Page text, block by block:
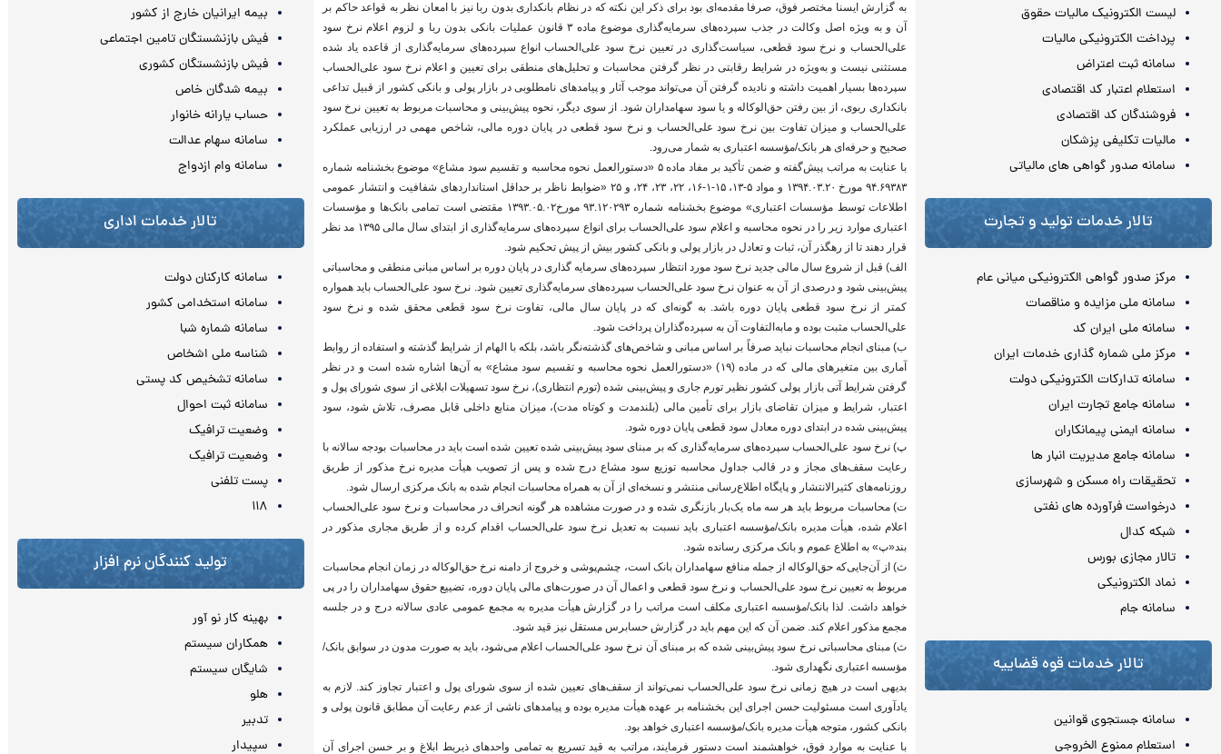
لیست الکترونیک مالیات حقوق
پرداخت الکترونیکی مالیات
سامانه ثبت اعتراض
استعلام اعتبار کد اقتصادی
فروشندگان کد اقتصادی
مالیات تکلیفی پزشکان
سامانه صدور گواهی های مالیاتی
تالار خدمات تولید و تجارت
مرکز صدور گواهی الکترونیکی میانی عام
سامانه ملی مزایده و مناقصات
سامانه ملی ایران کد
مرکز ملی شماره گذاری خدمات ایران
سامانه تدارکات الکترونیکی دولت
سامانه جامع تجارت ایران
سامانه ایمنی پیمانکاران
سامانه جامع مدیریت انبار ها
تحقیقات راه مسکن و شهرسازی
درخواست فرآورده های نفتی
شبکه کدال
تالار مجازی بورس
نماد الکترونیکی
سامانه جام
تالار خدمات قوه قضاییه
سامانه جستجوی قوانین
استعلام ممنوع الخروجی
به گزارش ایسنا مختصر فوق، صرفا مقدمه‌ای بود برای ذکر این نکته که در نظام بانکداری بدون ربا نیز با امعان نظر به قواعد حاکم بر
آن و به ویژه اصل وکالت در جذب سپرده‌های سرمایه‌گذاری موضوع ماده ۳ قانون عملیات بانکی بدون ربا و لزوم اعلام نرخ سود
علی‌الحساب و نرخ سود قطعی، سیاست‌گذاری در تعیین نرخ سود علی‌الحساب انواع سپرده‌های سرمایه‌گذاری از قاعده یاد شده
مستثنی نیست و به‌ویژه در شرایط رقابتی در نظر گرفتن محاسبات و تحلیل‌های منطقی برای تعیین و اعلام نرخ سود علی‌الحساب
سپرده‌ها بسیار اهمیت داشته و نادیده گرفتن آن می‌تواند موجب آثار و پیامدهای نامطلوبی در بازار پولی و بانکی کشور از قبیل تداعی
بانکداری ربوی، از بین رفتن حق‌الوکاله و یا سود سهامداران ‌شود. از سوی دیگر، نحوه پیش‌بینی و محاسبات مربوط به تعیین نرخ سود
علی‌الحساب و میزان تفاوت بین نرخ سود علی‌الحساب و نرخ سود قطعی در پایان دوره مالی، شاخص مهمی در ارزیابی عملکرد
صحیح و حرفه‌ای هر بانک/مؤسسه اعتباری به شمار می‌رود.
با عنایت به مراتب پیش‌گفته و ضمن تأکید بر مفاد ماده ۵ «دستورالعمل نحوه محاسبه و تقسیم سود مشاع» موضوع بخشنامه شماره
۹۴.۶۹۳۸۳ مورخ ۱۳۹۴.۰۳.۲۰ و مواد ۵-۱۳، ۱۵-۱-۱۶، ۲۲، ۲۳، ۲۴، و ۲۵ «ضوابط ناظر بر حداقل استانداردهای شفافیت و انتشار عمومی
اطلاعات توسط مؤسسات اعتباری» موضوع بخشنامه شماره ۹۳.۱۲۰۲۹۳ مورخ۱۳۹۳.۰۵.۰۲ مقتضی است تمامی بانک‌ها و مؤسسات
اعتباری موارد زیر را در نحوه محاسبه و اعلام سود علی‌الحساب برای انواع سپرده‌های سرمایه‌گذاری از ابتدای سال مالی ۱۳۹۵ مد نظر
قرار دهند تا از رهگذر آن، ثبات و تعادل در بازار پولی و بانکی کشور بیش از پیش تحکیم شود.
الف) قبل از شروع سال مالی جدید نرخ سود مورد انتظار سپرده‌های سرمایه گذاری در پایان دوره بر اساس مبانی منطقی و محاسباتی
پیش‌بینی شود و درصدی از آن به عنوان نرخ سود علی‌الحساب سپرده‌های سرمایه‌گذاری تعیین شود. نرخ سود علی‌الحساب باید همواره
کمتر از نرخ سود قطعی پایان دوره باشد. به گونه‌ای که در پایان سال مالی، تفاوت نرخ سود قطعی محقق شده و نرخ سود
علی‌الحساب مثبت بوده و مابه‌التفاوت آن به سپرده‌گذاران پرداخت شود.
ب) مبنای انجام محاسبات نباید صرفاً بر اساس مبانی و شاخص‌های گذشته‌نگر باشد، بلکه با الهام از شرایط گذشته و استفاده از روابط
آماری بین متغیرهای مالی که در ماده (۱۹) «دستورالعمل نحوه محاسبه و تقسیم سود مشاع» به آن‌ها اشاره شده ‌است‌ و در نظر
گرفتن شرایط آتی بازار پولی کشور نظیر تورم جاری و پیش‌بینی شده (تورم انتظاری)، نرخ سود تسهیلات ابلاغی از سوی شورای پول و
اعتبار، شرایط و میزان تقاضای بازار برای تأمین مالی (بلندمدت و کوتاه مدت)، میزان منابع داخلی قابل مصرف، تلاش شود، سود
پیش‌بینی شده در ابتدای دوره معادل سود قطعی پایان دوره شود.
پ) نرخ سود علی‌الحساب سپرده‌های سرمایه‌گذاری که بر مبنای سود پیش‌بینی شده تعیین شده‌ است باید در محاسبات بودجه سالانه با
رعایت سقف‌های مجاز و در قالب جداول محاسبه توزیع سود مشاع درج شده و پس از تصویب هیأت مدیره نرخ مذکور از طریق
روزنامه‌های کثیرالانتشار و پایگاه اطلاع‌رسانی منتشر و نسخه‌ای از آن به همراه محاسبات انجام شده به بانک مرکزی ارسال شود.
ت) محاسبات مربوط باید هر سه ماه یک‌بار بازنگری شده و در صورت مشاهده هر گونه انحراف در محاسبات و نرخ سود علی‌الحساب
اعلام شده، هیأت مدیره بانک/مؤسسه اعتباری باید نسبت به تعدیل نرخ سود علی‌الحساب اقدام کرده و از طریق مجاری مذکور در
بند«پ» به اطلاع عموم و بانک مرکزی رسانده شود.
ث) از آن‌جایی‌که حق‌الوکاله از جمله منافع سهامداران بانک است، چشم‌پوشی و خروج از دامنه نرخ حق‌الوکاله در زمان انجام محاسبات
مربوط به تعیین نرخ سود علی‌الحساب و نرخ سود قطعی و اعمال آن در صورت‌های مالی پایان دوره، تضییع حقوق سهامداران را در پی
خواهد داشت. لذا بانک/مؤسسه اعتباری مکلف است مراتب را در گزارش هیأت مدیره به مجمع عمومی عادی سالانه درج و در جلسه
مجمع مذکور اعلام کند. ضمن آن که این مهم باید در گزارش حسابرس مستقل نیز قید شود.
ث) مبنای محاسباتی نرخ سود پیش‌بینی شده که بر مبنای آن نرخ سود علی‌الحساب اعلام می‌شود، باید به صورت مدون در سوابق بانک/
مؤسسه اعتباری نگهداری شود.
بدیهی است در هیچ زمانی نرخ سود علی‌الحساب نمی‌تواند از سقف‌های تعیین شده از سوی شورای پول و اعتبار تجاوز کند. لازم به
یادآوری است مسئولیت حسن اجرای این بخشنامه بر عهده هیأت مدیره بوده و پیامدهای ناشی از عدم رعایت آن مطابق قانون پولی و
بانکی کشور، متوجه هیأت مدیره بانک/مؤسسه اعتباری خواهد بود.
با عنایت به موارد فوق، خواهشمند است دستور فرمایند، مراتب به قید تسریع به تمامی واحدهای ذیربط ابلاغ و بر حسن اجرای آن
بیمه ایرانیان خارج از کشور
فیش بازنشستگان تامین اجتماعی
فیش بازنشستگان کشوری
بیمه شدگان خاص
حساب یارانه خانوار
سامانه سهام عدالت
سامانه وام ازدواج
تالار خدمات اداری
سامانه کارکنان دولت
سامانه استخدامی کشور
سامانه شماره شبا
شناسه ملی اشخاص
سامانه تشخیص کد پستی
سامانه ثبت احوال
وضعیت ترافیک
وضعیت ترافیک
پست تلفنی
۱۱۸
تولید کنندگان نرم افزار
بهینه کار نو آور
همکاران سیستم
شایگان سیستم
هلو
تدبیر
سپیدار